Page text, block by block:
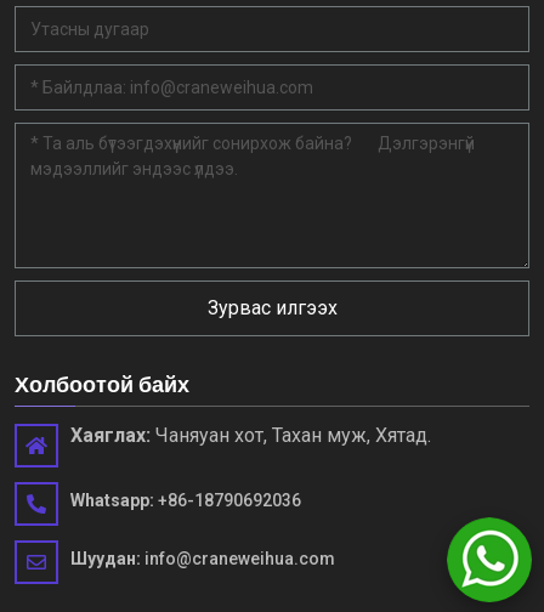
Зурвас илгээх
Холбоотой байх
Хаяглах: Чаняуан хот, Тахан муж, Хятад.
Whatsapp: +86-18790692036
Шуудан: info@craneweihua.com